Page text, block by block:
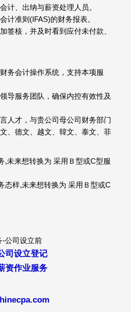
计、出纳与薪资处理人员。
计准则(IFAS)的财务报表。
签核，并及时看到应付未付款、
务会计操作系统，支持本项服
导服务团队，确保内控有效性及
人才，与贵公司母公司财务部门
、德文、越文、韓文、泰文、菲
,未来想转换为 采用Ｂ型或C型服
态样,未来想转换为 采用Ｂ型或C
-公司设立前
司设立登记
资作业服务